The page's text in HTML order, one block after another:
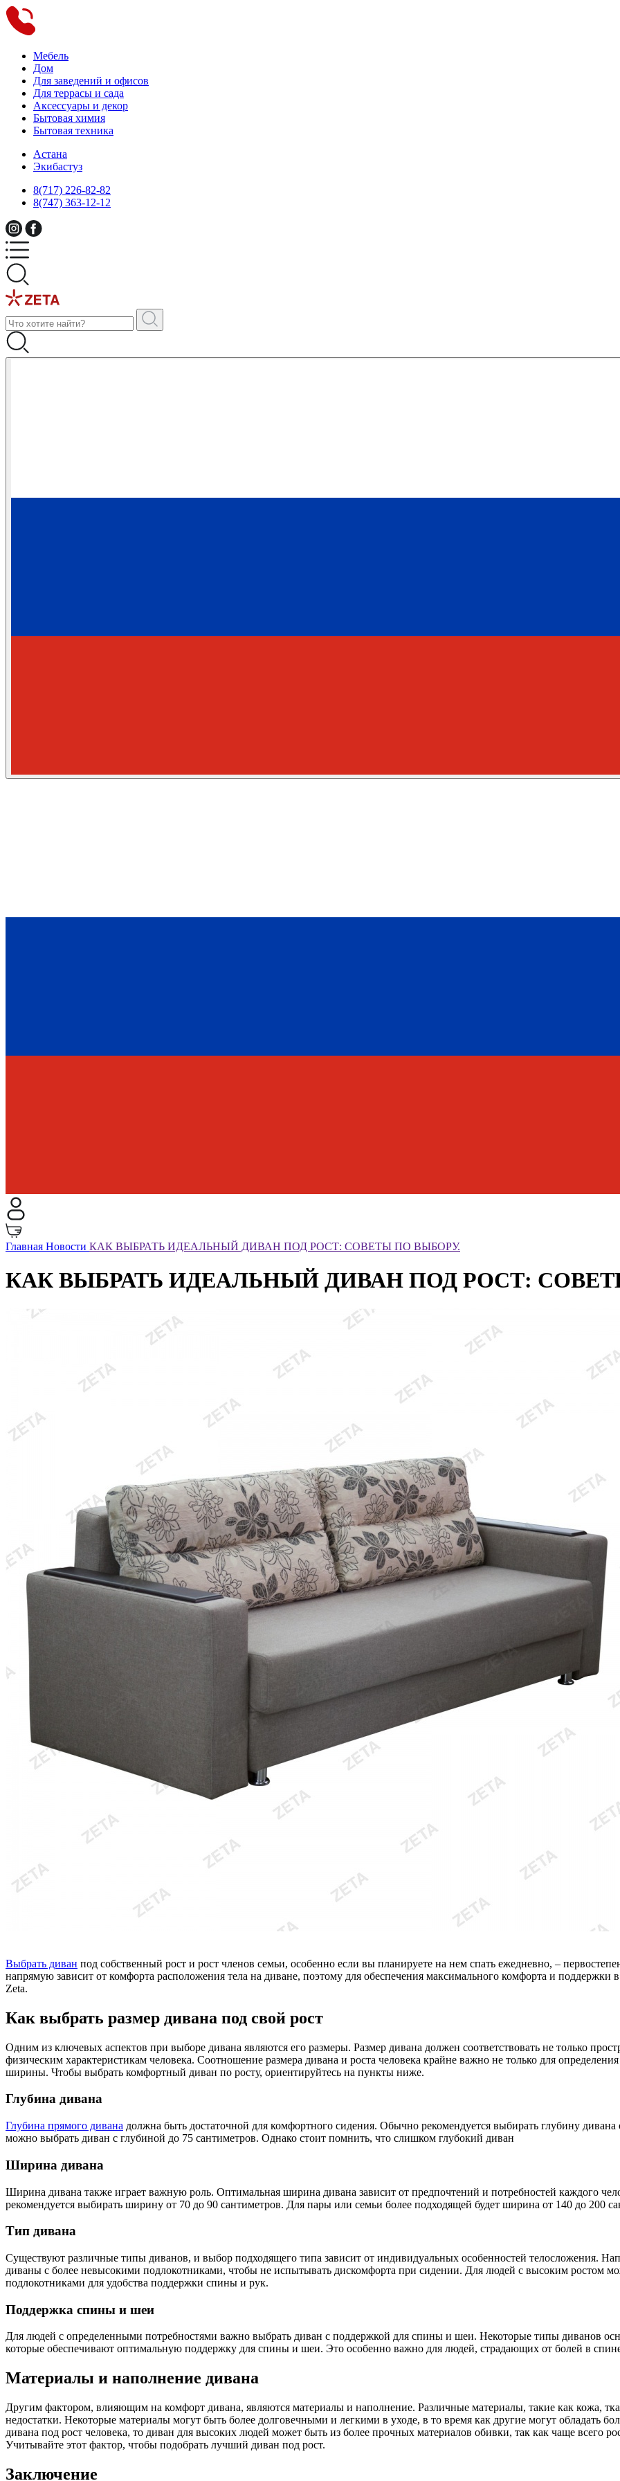
Мебель
Дом
Для заведений и офисов
Для террасы и сада
Аксессуары и декор
Бытовая химия
Бытовая техника
Астана
Экибастуз
8(717) 226-82-82
8(747) 363-12-12
Главная Новости КАК ВЫБРАТЬ ИДЕАЛЬНЫЙ ДИВАН ПОД РОСТ: СОВЕТЫ ПО ВЫБОРУ.
КАК ВЫБРАТЬ ИДЕАЛЬНЫЙ ДИВАН ПОД РОСТ:
Выбрать диван под собственный рост и рост членов семьи, особенно если вы планируете на нем спать ежедневно, –
напрямую зависит от комфорта расположения тела на диване, поэтому для обеспечения максимального комфорта и поддержки
Zeta.
Как выбрать размер дивана под свой рост
Одним из ключевых аспектов при выборе дивана являются его размеры. Размер дивана должен соответствовать не только
физическим характеристикам человека. Соотношение размера дивана и роста человека крайне важно не только для
ширины. Чтобы выбрать комфортный диван по росту, ориентируйтесь на пункты ниже.
Глубина дивана
Глубина прямого дивана должна быть достаточной для комфортного сидения. Обычно рекомендуется выбирать глубину
можно выбрать диван с глубиной до 75 сантиметров. Однако стоит помнить, что слишком глубокий диван
Ширина дивана
Ширина дивана также играет важную роль. Оптимальная ширина дивана зависит от предпочтений и потребностей каждого
рекомендуется выбирать ширину от 70 до 90 сантиметров. Для пары или семьи более подходящей будет ширина от 140 до 200
Тип дивана
Существуют различные типы диванов, и выбор подходящего типа зависит от индивидуальных особенностей телосложения.
диваны с более невысокими подлокотниками, чтобы не испытывать дискомфорта при сидении. Для людей с высоким ростом
подлокотниками для удобства поддержки спины и рук.
Поддержка спины и шеи
Для людей с определенными потребностями важно выбрать диван с поддержкой для спины и шеи. Некоторые типы диванов
которые обеспечивают оптимальную поддержку для спины и шеи. Это особенно важно для людей, страдающих от болей в
Материалы и наполнение дивана
Другим фактором, влияющим на комфорт дивана, являются материалы и наполнение. Различные материалы, такие как кожа,
недостатки. Некоторые материалы могут быть более долговечными и легкими в уходе, в то время как другие могут обладать
дивана под рост человека, то диван для высоких людей может быть из более прочных материалов обивки, так как чаще всего
Учитывайте этот фактор, чтобы подобрать лучший диван под рост.
Заключение